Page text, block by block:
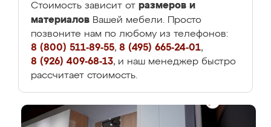
Стоимость зависит от размеров и
материалов Вашей мебели. Просто
позвоните нам по любому из телефонов:
8 (800) 511-89-55, 8 (495) 665-24-01,
8 (926) 409-68-13, и наш менеджер быстро
рассчитает стоимость.